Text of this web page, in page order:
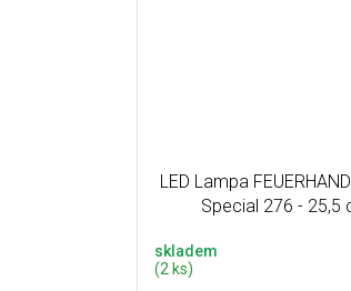
LED Lampa
Special 276 - 25,5
skladem
(2 ks)